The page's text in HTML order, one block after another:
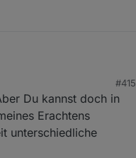
#415
Du kannst doch in
Erachtens
unterschiedliche